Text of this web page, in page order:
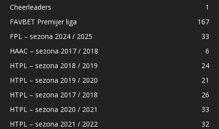
Cheerleaders
1
FAVBET Premijer liga
167
FPL – sezona 2024 / 2025
33
HAAC – sezona 2017 / 2018
6
HTPL – sezona 2018 / 2019
24
HTPL – sezona 2019 / 2020
21
HTPL – sezona 2017 / 2018
26
HTPL – sezona 2020 / 2021
33
HTPL – sezona 2021 / 2022
32